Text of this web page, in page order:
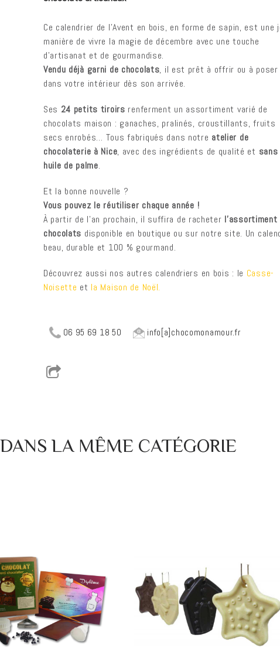
Ce calendrier de l’Avent en bois, en forme de sapin, est une
manière de vivre la magie de décembre avec une touche
d’artisanat et de gourmandise.
Vendu déjà garni de chocolats, il est prêt à offrir ou à poser
dans votre intérieur dès son arrivée.
Ses 24 petits tiroirs renferment un assortiment varié de
chocolats maison : ganaches, pralinés, croustillants, fruits
secs enrobés… Tous fabriqués dans notre atelier de
chocolaterie à Nice, avec des ingrédients de qualité et sans
huile de palme.
Et la bonne nouvelle ?
Vous pouvez le réutiliser chaque année !
À partir de l’an prochain, il suffira de racheter l’assortiment
chocolats disponible en boutique ou sur notre site. Un
beau, durable et 100 % gourmand.
Découvrez aussi nos autres calendriers en bois : le Casse-
Noisette et la Maison de Noël.
06 95 69 18 50 info[a]chocomonamour.fr
LA MÊME CATÉGORIE